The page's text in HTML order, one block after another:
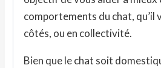
comportements du chat, qu’il
côtés, ou en collectivité.
Bien que le chat soit